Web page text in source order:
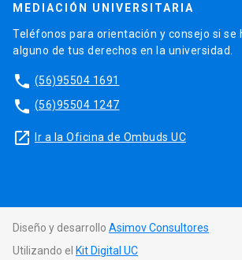
MEDIACIÓN UNIVERSITARIA
Teléfonos para orientación y consejo si se
alguno de tus derechos en la universidad.
phone (56)95504 1691
phone (56)95504 1247
launch Ir a la Oficina de Ombuds UC
Diseño y desarrollo Asimov Consultores
Utilizando el Kit Digital UC